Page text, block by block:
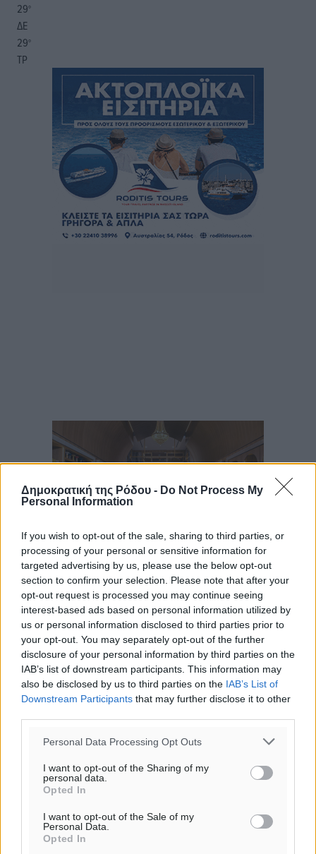
Δημοκρατική της Ρόδου - Do Not Process My
Personal Information
If you wish to opt-out of the sale, sharing to third parties, or
processing of your personal or sensitive information for
targeted advertising by us, please use the below opt-out
section to confirm your selection. Please note that after your
opt-out request is processed you may continue seeing
interest-based ads based on personal information utilized by
us or personal information disclosed to third parties prior to
your opt-out. You may separately opt-out of the further
disclosure of your personal information by third parties on the
IAB’s list of downstream participants. This information may
also be disclosed by us to third parties on the IAB’s List of
Downstream Participants that may further disclose it to other
Personal Data Processing Opt Outs
I want to opt-out of the Sharing of my
personal data.
Opted In
I want to opt-out of the Sale of my
Personal Data.
Opted In
29°
ΔΕ
29°
ΤΡ
Ροή ειδήσεων
4η Γιορτή των Γιαρένιων στ’ Απόλλωνα Ρόδου το
Σάββατο 8 Αυγούστου
Πολιτιστικά• πριν 7 λεπτά
«Στέρεψε» η αγορά από πινακίδες κυκλοφορίας:
Χιλιάδες αυτοκίνητα παραμένουν αταξινόμητα – Λύση
Ειδήσεις• πριν 1 ώρα
Νέες τουρκικές παραβιάσεις στο Αιγαίο – Μία
εμπλοκή με ελληνικά μαχητικά
Ειδήσεις